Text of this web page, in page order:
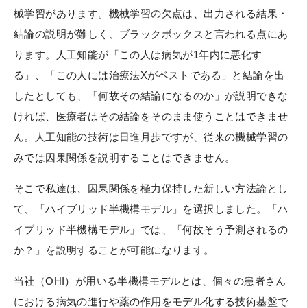
械学習があります。機械学習の欠点は、出力される結果・
結論の説明が難しく、ブラックボックスと言われる点にあ
ります。人工知能が「この人は病気が1年内に悪化す
る」、「この人には治療法Xがベストである」と結論を出
したとしても、「何故その結論になるのか」が説明できな
ければ、医療者はその結論をそのまま使うことはできませ
ん。人工知能の技術は日進月歩ですが、従来の機械学習の
みでは因果関係を説明することはできません。
そこで私達は、因果関係を極力保持した新しい方法論とし
て、「ハイブリッド半機構モデル」を選択しました。「ハ
イブリッド半機構モデル」では、「何故そう予測されるの
か？」を説明することが可能になります。
当社（OHI）が用いる半機構モデルとは、個々の患者さん
における病気の進行や薬の作用をモデル化する技術基盤で